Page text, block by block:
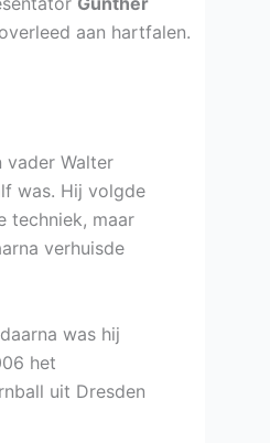
aan hartfalen.
vader Walter
was. Hij volgde
techniek, maar
verhuisde
was hij
het
uit Dresden